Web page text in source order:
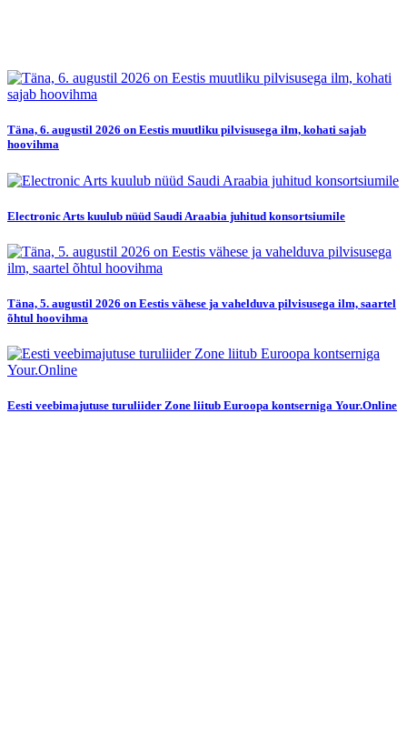
Täna, 6. augustil 2026 on Eestis muutliku pilvisusega ilm, kohati sajab
hoovihma
Electronic Arts kuulub nüüd Saudi Araabia juhitud konsortsiumile
Täna, 5. augustil 2026 on Eestis vähese ja vahelduva pilvisusega ilm, saartel
õhtul hoovihma
Eesti veebimajutuse turuliider Zone liitub Euroopa kontserniga Your.Online